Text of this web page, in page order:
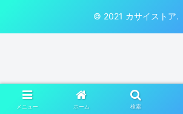
© 2021 カサイストア.
メニュー ホーム 検索